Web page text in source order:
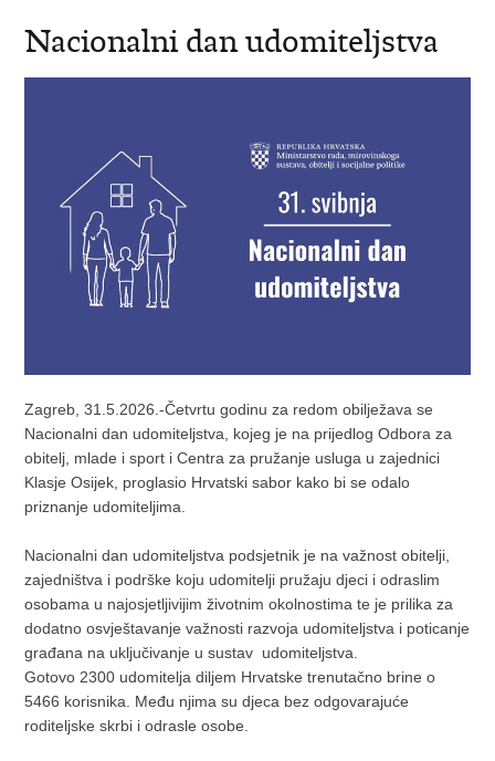
Nacionalni dan udomiteljstva
Zagreb, 31.5.2026.-Četvrtu godinu za redom obilježava se
Nacionalni dan udomiteljstva, kojeg je na prijedlog Odbora za
obitelj, mlade i sport i Centra za pružanje usluga u zajednici
Klasje Osijek, proglasio Hrvatski sabor kako bi se odalo
priznanje udomiteljima.
Nacionalni dan udomiteljstva podsjetnik je na važnost obitelji,
zajedništva i podrške koju udomitelji pružaju djeci i odraslim
osobama u najosjetljivijim životnim okolnostima te je prilika za
dodatno osvještavanje važnosti razvoja udomiteljstva i poticanje
građana na uključivanje u sustav udomiteljstva.
Gotovo 2300 udomitelja diljem Hrvatske trenutačno brine o
5466 korisnika. Među njima su djeca bez odgovarajuće
roditeljske skrbi i odrasle osobe.